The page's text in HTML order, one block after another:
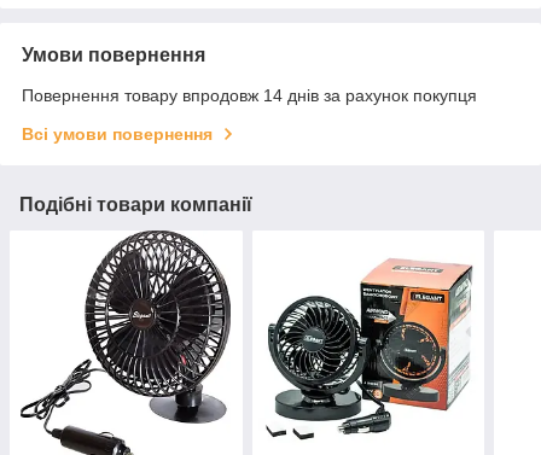
Умови повернення
Повернення товару впродовж 14 днів за рахунок покупця
Всі умови повернення
Подібні товари компанії